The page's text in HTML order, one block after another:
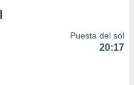
Puesta del sol
20:17